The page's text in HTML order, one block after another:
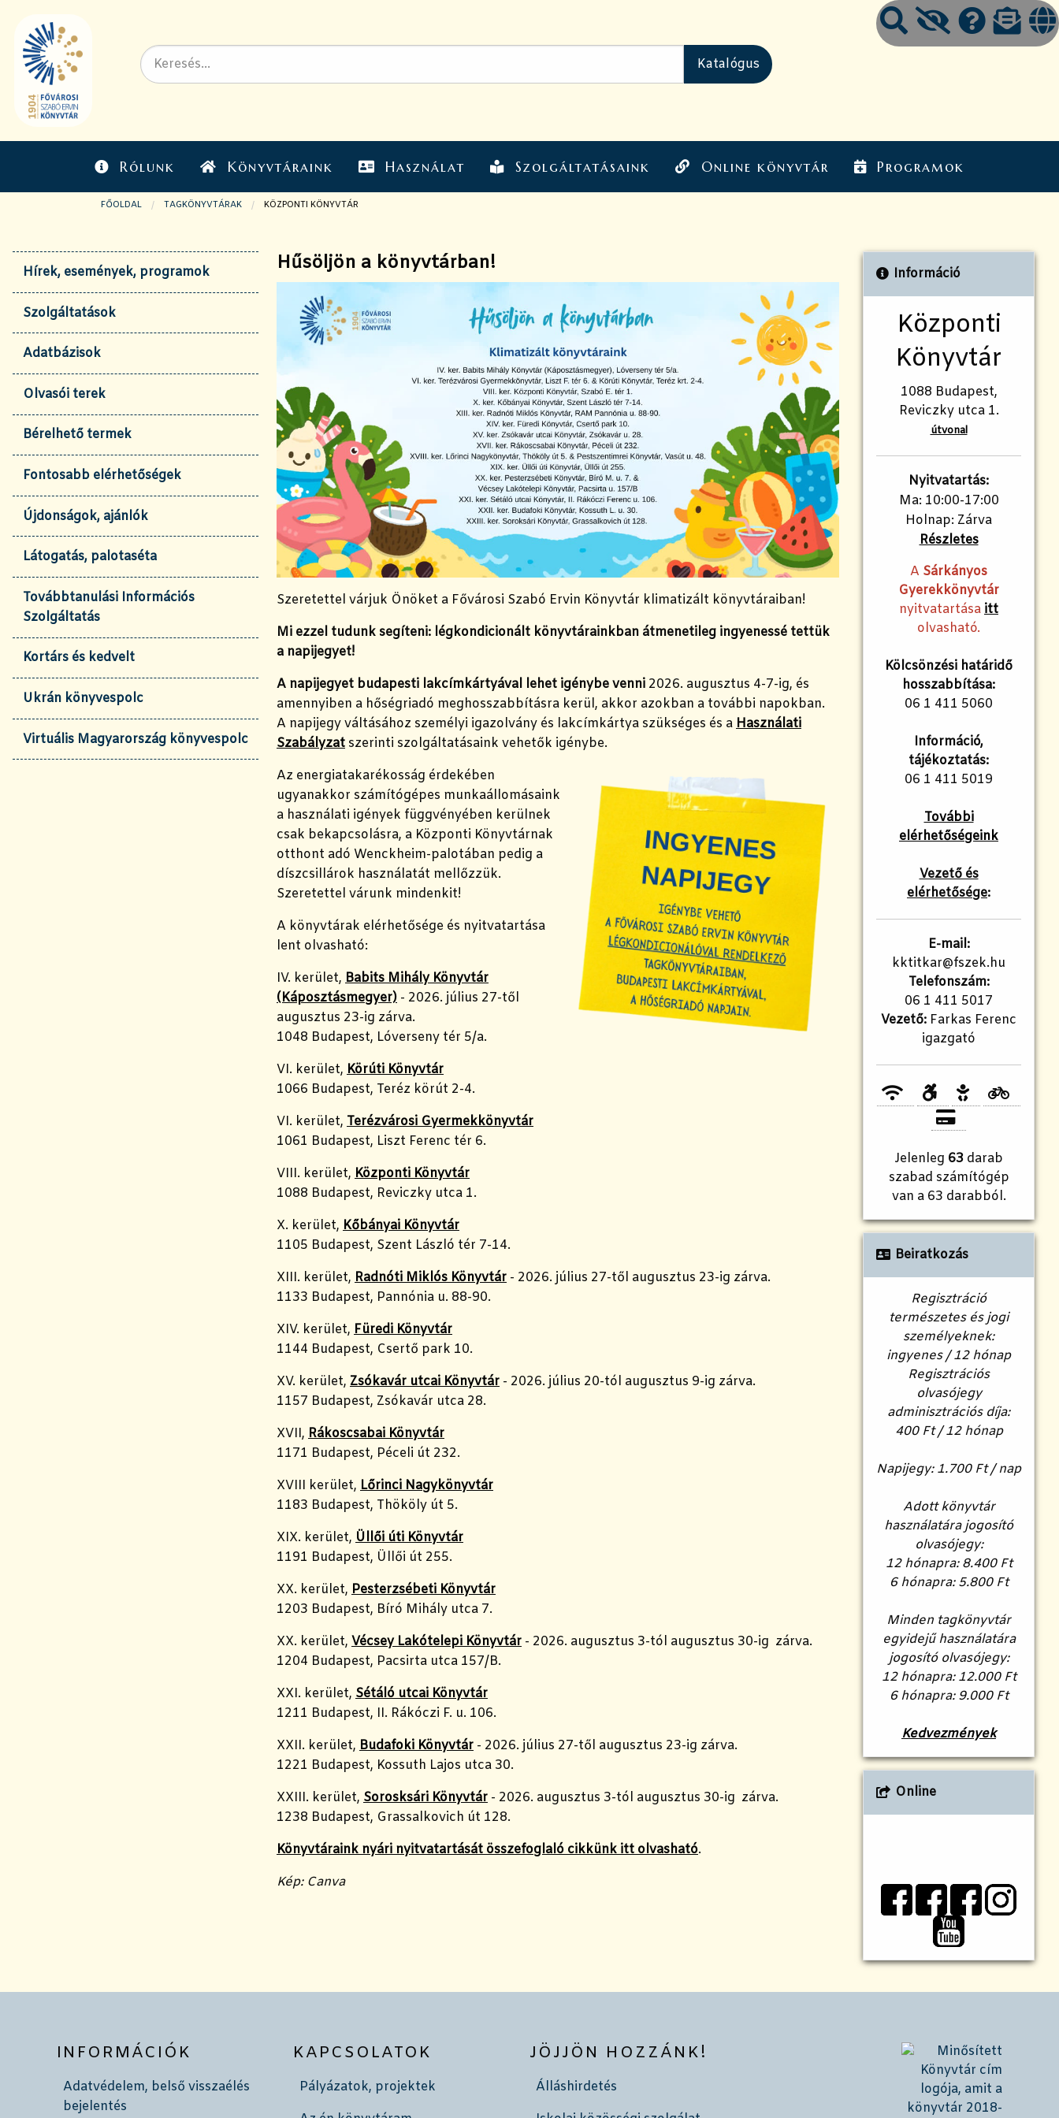
Rólunk Könyvtáraink Használat Szolgáltatásaink Online könyvtár Programok
FŐOLDAL TAGKÖNYVTÁRAK JELENLEGI OLDAL:
KÖZPONTI KÖNYVTÁR
Hírek, események, programok
Szolgáltatások
Adatbázisok
Olvasói terek
Bérelhető termek
Fontosabb elérhetőségek
Újdonságok, ajánlók
Látogatás, palotaséta
Továbbtanulási Információs
Szolgáltatás
Kortárs és kedvelt
Ukrán könyvespolc
Virtuális Magyarország könyvespolc
Hűsöljön a könyvtárban!
Szeretettel várjuk Önöket a Fővárosi Szabó Ervin Könyvtár klimatizált könyvtáraiban!
Mi ezzel tudunk segíteni: légkondicionált könyvtárainkban átmenetileg ingyenessé tettük
a napijegyet!
A napijegyet budapesti lakcímkártyával lehet igénybe venni 2026. augusztus 4-7-ig, és
amennyiben a hőségriadó meghosszabbításra kerül, akkor azokban a további napokban.
A napijegy váltásához személyi igazolvány és lakcímkártya szükséges és a Használati
Szabályzat szerinti szolgáltatásaink vehetők igénybe.
Az energiatakarékosság érdekében
ugyanakkor számítógépes munkaállomásaink
a használati igények függvényében kerülnek
csak bekapcsolásra, a Központi Könyvtárnak
otthont adó Wenckheim-palotában pedig a
díszcsillárok használatát mellőzzük.
Szeretettel várunk mindenkit!
A könyvtárak elérhetősége és nyitvatartása
lent olvasható:
IV. kerület, Babits Mihály Könyvtár
(Káposztásmegyer) - 2026. július 27-től
augusztus 23-ig zárva.
1048 Budapest, Lóverseny tér 5/a.
VI. kerület, Körúti Könyvtár
1066 Budapest, Teréz körút 2-4.
VI. kerület, Terézvárosi Gyermekkönyvtár
1061 Budapest, Liszt Ferenc tér 6.
VIII. kerület, Központi Könyvtár
1088 Budapest, Reviczky utca 1.
X. kerület, Kőbányai Könyvtár
1105 Budapest, Szent László tér 7-14.
XIII. kerület, Radnóti Miklós Könyvtár - 2026. július 27-től augusztus 23-ig zárva.
1133 Budapest, Pannónia u. 88-90.
XIV. kerület, Füredi Könyvtár
1144 Budapest, Csertő park 10.
XV. kerület, Zsókavár utcai Könyvtár - 2026. július 20-tól augusztus 9-ig zárva.
1157 Budapest, Zsókavár utca 28.
XVII, Rákoscsabai Könyvtár
1171 Budapest, Péceli út 232.
XVIII kerület, Lőrinci Nagykönyvtár
1183 Budapest, Thököly út 5.
XIX. kerület, Üllői úti Könyvtár
1191 Budapest, Üllői út 255.
XX. kerület, Pesterzsébeti Könyvtár
1203 Budapest, Bíró Mihály utca 7.
XX. kerület, Vécsey Lakótelepi Könyvtár - 2026. augusztus 3-tól augusztus 30-ig zárva.
1204 Budapest, Pacsirta utca 157/B.
XXI. kerület, Sétáló utcai Könyvtár
1211 Budapest, II. Rákóczi F. u. 106.
XXII. kerület, Budafoki Könyvtár - 2026. július 27-től augusztus 23-ig zárva.
1221 Budapest, Kossuth Lajos utca 30.
XXIII. kerület, Sorosksári Könyvtár - 2026. augusztus 3-tól augusztus 30-ig zárva.
1238 Budapest, Grassalkovich út 128.
Könyvtáraink nyári nyitvatartását összefoglaló cikkünk itt olvasható.
Kép: Canva
Információ
Központi
Könyvtár
1088 Budapest,
Reviczky utca 1.
útvonal
Nyitvatartás:
Ma: 10:00-17:00
Holnap: Zárva
Részletes
A Sárkányos
Gyerekkönyvtár
nyitvatartásaitt
olvasható.
Kölcsönzési határidő
hosszabbítása:
06 1 411 5060
Információ,
tájékoztatás:
06 1 411 5019
További
elérhetőségeink
Vezető és
elérhetősége:
E-mail:
kktitkar@fszek.hu
Telefonszám:
06 1 411 5017
Vezető: Farkas Ferenc
igazgató
Jelenleg 63 darab
szabad számítógép
van a 63 darabból.
Beiratkozás
Regisztráció
természetes és jogi
személyeknek:
ingyenes / 12 hónap
Regisztrációs
olvasójegy
adminisztrációs díja:
400 Ft / 12 hónap
Napijegy: 1.700 Ft / nap
Adott könyvtár
használatára jogosító
olvasójegy:
12 hónapra: 8.400 Ft
6 hónapra: 5.800 Ft
Minden tagkönyvtár
egyidejű használatára
jogosító olvasójegy:
12 hónapra: 12.000 Ft
6 hónapra: 9.000 Ft
Kedvezmények
Online
INFORMÁCIÓK
Adatvédelem, belső visszaélés
bejelentés
KAPCSOLATOK
Pályázatok, projektek
JÖJJÖN HOZZÁNK!
Álláshirdetés